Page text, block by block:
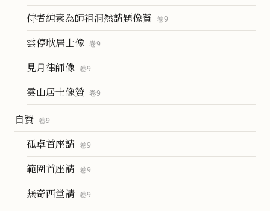
侍者純素為師祖洞然請題像贊 卷9
雲停耿居士像 卷9
見月律師像 卷9
雲山居士像贊 卷9
自贊 卷9
孤卓首座請 卷9
範圍首座請 卷9
無奇西堂請 卷9